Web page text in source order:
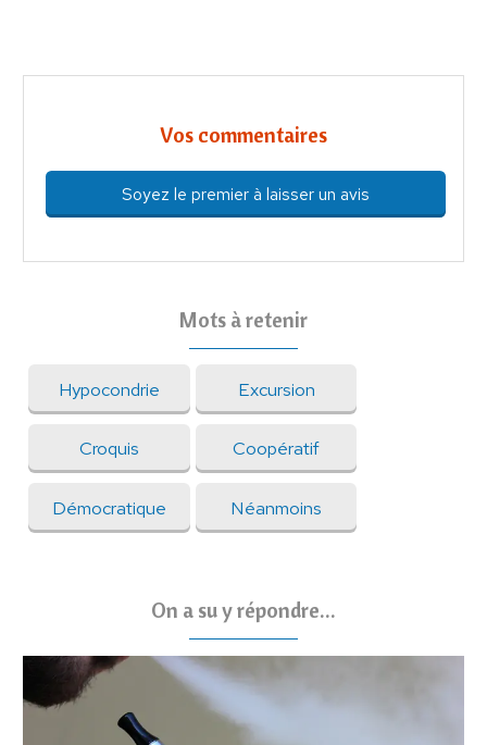
Vos commentaires
Soyez le premier à laisser un avis
Mots à retenir
Hypocondrie Excursion
Croquis Coopératif
Démocratique Néanmoins
On a su y répondre...